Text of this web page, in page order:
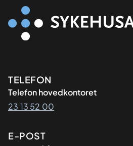
Kontaktinformasjon
TELEFON
Telefon hovedkontoret
23 13 52 00
E-POST